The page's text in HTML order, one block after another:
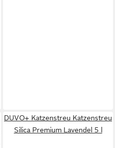
DUVO+ Katzenstreu Katzenstreu
Silica Premium Lavendel 5 l